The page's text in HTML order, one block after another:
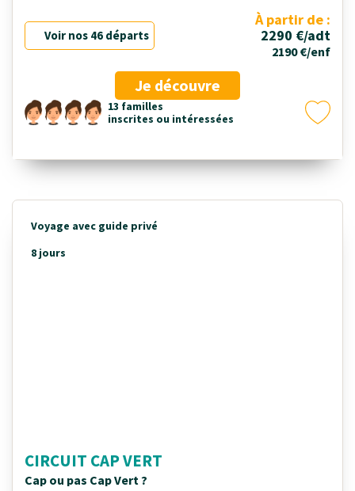
Voir nos 46 départs
À partir de :
2290 €/adt
2190 €/enf
Je découvre
13 familles
inscrites ou intéressées
Voyage avec guide privé
8 jours
CIRCUIT CAP VERT
Cap ou pas Cap Vert ?